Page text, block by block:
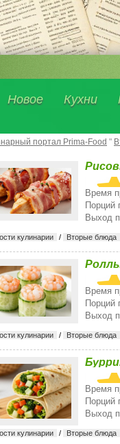
Новое Кухни
портал Prima-Food "
Время
Порций
Выход
кулинарии / Вторые блюда
Время
Порций
Выход
кулинарии / Вторые блюда
Время
Порций
Выход
кулинарии / Вторые блюда